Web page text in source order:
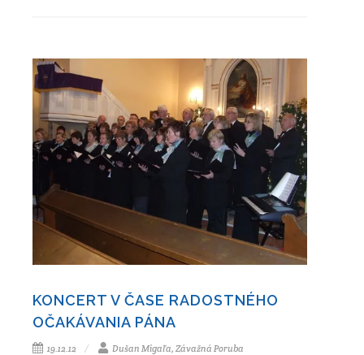
KONCERT V ČASE RADOSTNÉHO
OČAKÁVANIA PÁNA
19.12.12 Dušan Migaľa, Závažná Poruba